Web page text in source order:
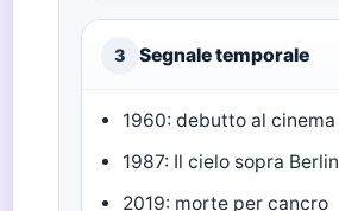
3 Segnale temporale
1960: debutto al cinema
1987: Il cielo sopra
2019: morte per cancro